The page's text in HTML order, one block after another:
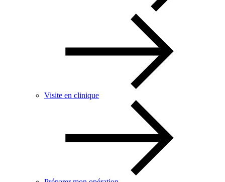
Visite en clinique